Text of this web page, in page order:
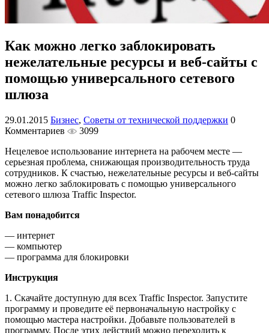
Как можно легко заблокировать
нежелательные ресурсы и веб-сайты с
помощью универсального сетевого
шлюза
29.01.2015 Бизнес, Советы от технической поддержки 0
Комментариев
3099
Нецелевое использование интернета на рабочем месте —
серьезная проблема, снижающая производительность труда
сотрудников. К счастью, нежелательные ресурсы и веб-сайты
можно легко заблокировать с помощью универсального
сетевого шлюза Traffic Inspector.
Вам понадобится
— интернет
— компьютер
— программа для блокировки
Инструкция
1. Скачайте доступную для всех Traffic Inspector. Запустите
программу и проведите её первоначальную настройку с
помощью мастера настройки. Добавьте пользователей в
программу. После этих действий можно переходить к